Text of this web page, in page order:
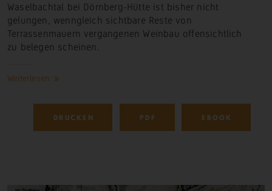
Waselbachtal bei Dörnberg-Hütte ist bisher nicht
gelungen, wenngleich sichtbare Reste von
Terrassenmauern vergangenen Weinbau offensichtlich
zu belegen scheinen.
Weiterlesen
DRUCKEN PDF EBOOK